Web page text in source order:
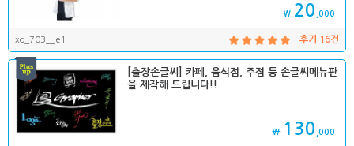
₩ 20 ,000
xo_703__e1 후기 16건
[출장손글씨] 카페, 음식점, 주점 등 손글씨메뉴판
을 제작해 드립니다!!
₩ 130 ,000